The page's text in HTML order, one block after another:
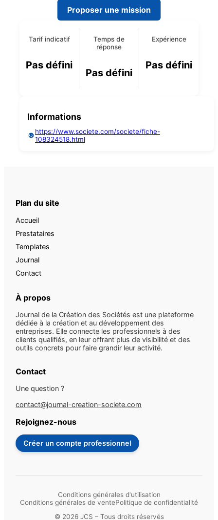
Proposer une mission
Tarif indicatif
Pas défini
Temps de
réponse
Pas défini
Expérience
Pas défini
Informations
https://www.societe.com/societe/fiche-
108324518.html
Plan du site
Accueil
Prestataires
Templates
Journal
Contact
À propos
Journal de la Création des Sociétés est une plateforme
dédiée à la création et au développement des
entreprises. Elle connecte les professionnels à des
clients qualifiés, en leur offrant plus de visibilité et des
outils concrets pour faire grandir leur activité.
Contact
Une question ?
contact@journal-creation-societe.com
Rejoignez-nous
Créer un compte professionnel
Conditions générales d'utilisation
Conditions générales de ventePolitique de confidentialité
© 2026 JCS – Tous droits réservés